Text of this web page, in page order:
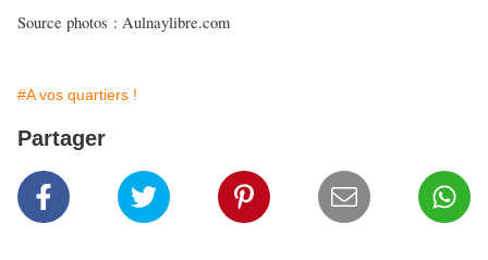
Source photos : Aulnaylibre.com
#A vos quartiers !
Partager